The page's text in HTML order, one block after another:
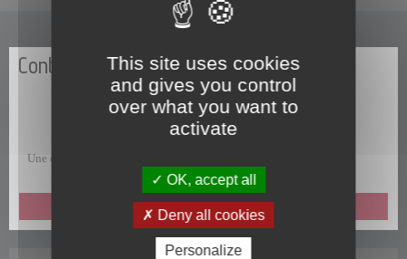
Contactez-nous
Une question, une remarque, une suggestion, un commentaire ?
ENVOYEZ-NOUS UN MESSAGE
This site uses cookies
and gives you control
over what you want to
activate
OK, accept all
Deny all cookies
Personalize